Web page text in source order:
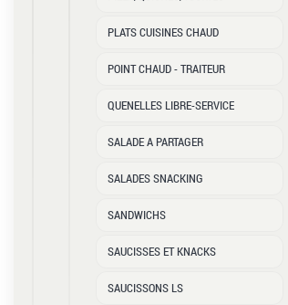
PLATS CUISINES CHAUD
POINT CHAUD - TRAITEUR
QUENELLES LIBRE-SERVICE
SALADE A PARTAGER
SALADES SNACKING
SANDWICHS
SAUCISSES ET KNACKS
SAUCISSONS LS